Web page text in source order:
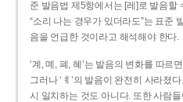
준 발음법 제5항에서는 [레]로 발음할
“소리 나는 경우가 있더라도”는 표준
음을 언급한 것이라고 해석해야 한다.
‘계, 몌, 폐, 혜’는 발음의 변화를 따르
그러나 ‘ㅖ’의 발음이 완전히 사라졌
시 일치하는 것도 아니다. 또한 사람들